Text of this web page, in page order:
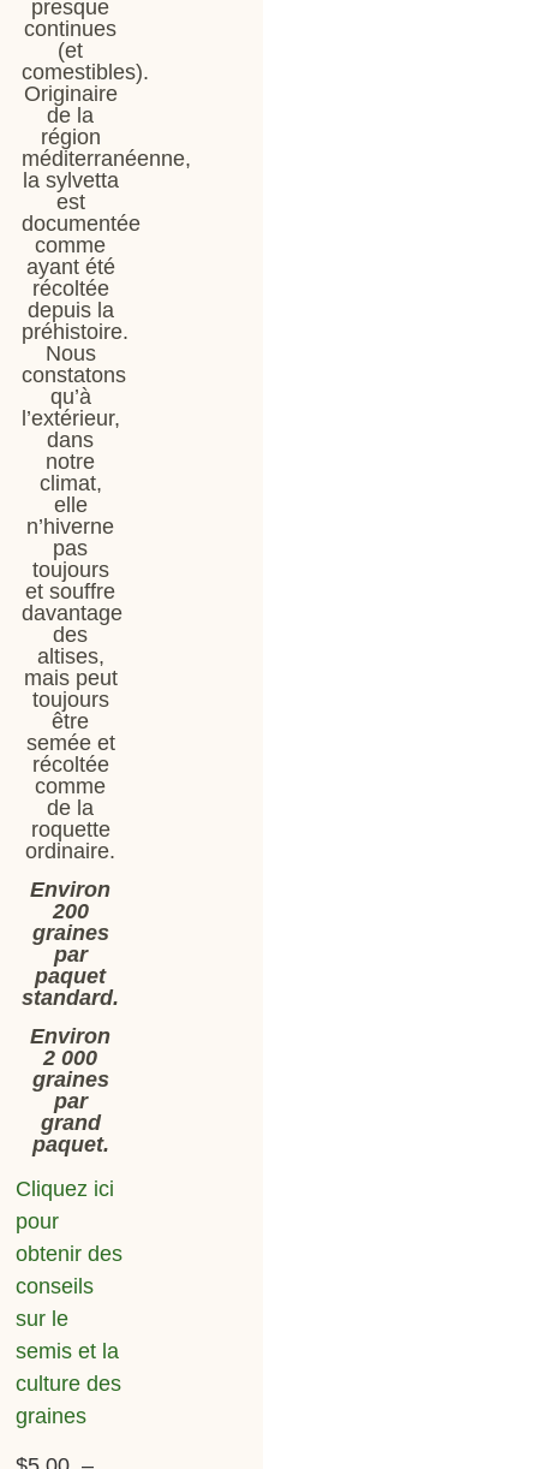
presque
continues
(et
comestibles).
Originaire
de la
région
méditerranéenne,
la sylvetta
est
documentée
comme
ayant été
récoltée
depuis la
préhistoire.
Nous
constatons
qu’à
l’extérieur,
dans
notre
climat,
elle
n’hiverne
pas
toujours
et souffre
davantage
des
altises,
mais peut
toujours
être
semée et
récoltée
comme
de la
roquette
ordinaire.
Environ
200
graines
par
paquet
standard.
Environ
2 000
graines
par
grand
paquet.
Cliquez ici
pour
obtenir des
conseils
sur le
semis et la
culture des
graines